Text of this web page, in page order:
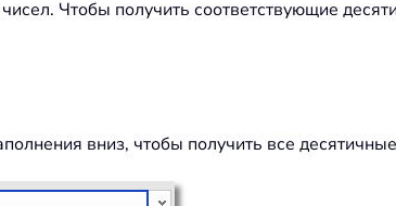
Чтобы получить соответствующие
вниз, чтобы получить все